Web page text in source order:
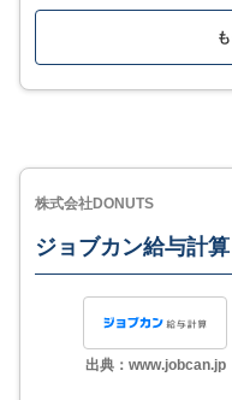
給与や賞与明細・源
確認できペーパーレ
優れたUIで価格も安
MORE
所得税や住民税率は
株式会社DONUTS
ジョブカン給与計算
出典：www.jobcan.jp